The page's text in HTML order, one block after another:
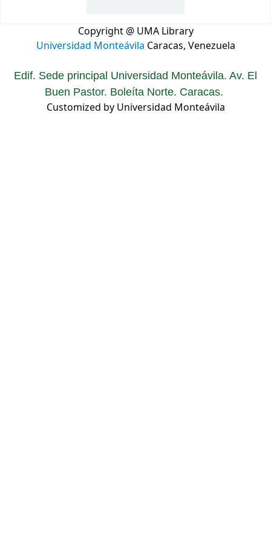
Copyright @ UMA Library
Universidad Monteávila Caracas, Venezuela
Edif. Sede principal Universidad Monteávila. Av. El
Buen Pastor. Boleíta Norte. Caracas.
Customized by Universidad Monteávila